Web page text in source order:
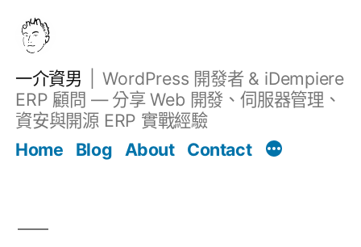
一介資男
WordPress 開發者 & iDempiere
ERP 顧問 — 分享 Web 開發、伺服器管理、
資安與開源 ERP 實戰經驗
Home
Blog About Contact
文章